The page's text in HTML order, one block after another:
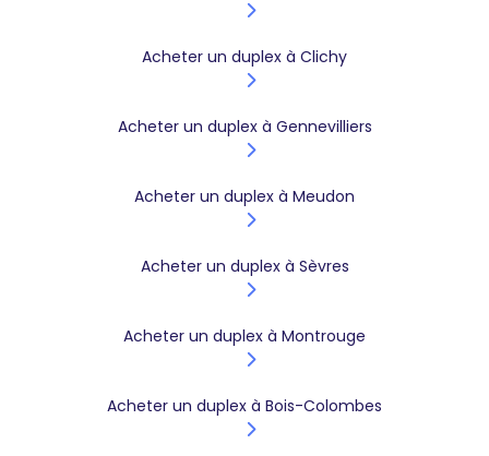
Acheter un duplex à Clichy
Acheter un duplex à Gennevilliers
Acheter un duplex à Meudon
Acheter un duplex à Sèvres
Acheter un duplex à Montrouge
Acheter un duplex à Bois-Colombes